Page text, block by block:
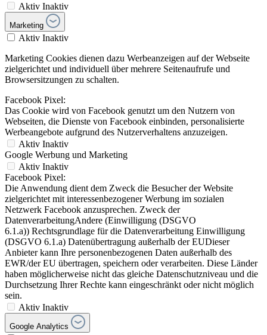
Aktiv Inaktiv
Marketing
Aktiv Inaktiv
Marketing Cookies dienen dazu Werbeanzeigen auf der Webseite
zielgerichtet und individuell über mehrere Seitenaufrufe und
Browsersitzungen zu schalten.
Facebook Pixel:
Das Cookie wird von Facebook genutzt um den Nutzern von
Webseiten, die Dienste von Facebook einbinden, personalisierte
Werbeangebote aufgrund des Nutzerverhaltens anzuzeigen.
Aktiv Inaktiv
Google Werbung und Marketing
Aktiv Inaktiv
Facebook Pixel:
Die Anwendung dient dem Zweck die Besucher der Website
zielgerichtet mit interessenbezogener Werbung im sozialen
Netzwerk Facebook anzusprechen. Zweck der
DatenverarbeitungAndere (Einwilligung (DSGVO
6.1.a)) Rechtsgrundlage für die Datenverarbeitung Einwilligung
(DSGVO 6.1.a) Datenübertragung außerhalb der EUDieser
Anbieter kann Ihre personenbezogenen Daten außerhalb des
EWR/der EU übertragen, speichern oder verarbeiten. Diese Länder
haben möglicherweise nicht das gleiche Datenschutzniveau und die
Durchsetzung Ihrer Rechte kann eingeschränkt oder nicht möglich
sein.
Aktiv Inaktiv
Google Analytics